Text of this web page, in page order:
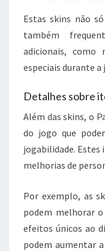
Estas skins não
também
adicionais, como
especiais durante a
Detalhes sobre
Além das skins, o
do jogo que
jogabilidade. Estes
melhorias de
Por exemplo, as
podem melhorar
efeitos únicos ao
podem aumentar